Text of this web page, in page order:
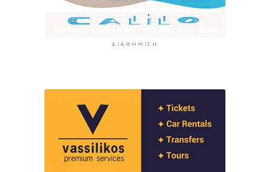
ΔΙΑΦΉΜΙΣΗ